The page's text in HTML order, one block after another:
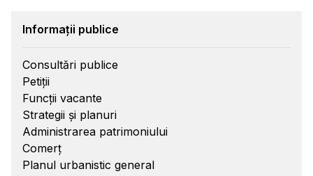
Informații publice
Consultări publice
Petiții
Funcții vacante
Strategii și planuri
Administrarea patrimoniului
Comerț
Planul urbanistic general